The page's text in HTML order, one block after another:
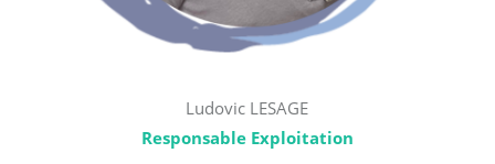
Ludovic LESAGE
Responsable Exploitation